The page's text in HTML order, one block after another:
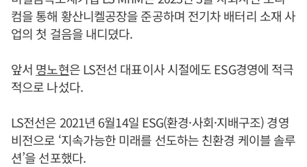
컴을 통해 황산니켈공장을 준공하며 전기차 배터리 소재 사
업의 첫 걸음을 내디뎠다.
앞서 명노현은 LS전선 대표이사 시절에도 ESG경영에 적극
적으로 나섰다.
LS전선은 2021년 6월14일 ESG(환경·사회·지배구조) 경영
비전으로 ‘지속가능한 미래를 선도하는 친환경 케이블 솔루
션’을 선포했다.